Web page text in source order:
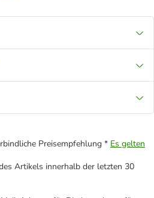
Preisempfehlung * Es gelten
Artikels innerhalb der letzten 30